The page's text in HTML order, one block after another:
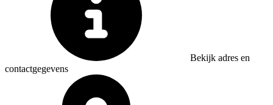
Bekijk adres en
contactgegevens